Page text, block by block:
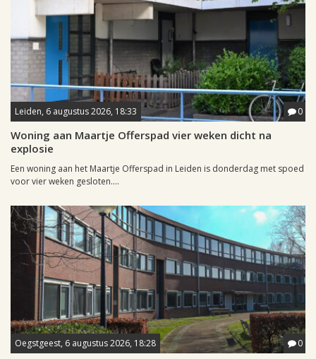
Leiden, 6 augustus 2026, 18:33 0
Woning aan Maartje Offerspad vier weken dicht na
explosie
Een woning aan het Maartje Offerspad in Leiden is donderdag met spoed
voor vier weken gesloten....
Oegstgeest, 6 augustus 2026, 18:28 0